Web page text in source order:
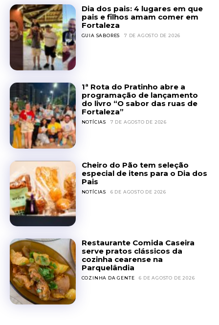
Dia dos pais: 4 lugares em que
pais e filhos amam comer em
Fortaleza
GUIA SABORES 7 DE AGOSTO DE 2026
1ª Rota do Pratinho abre a
programação de lançamento
do livro “O sabor das ruas de
Fortaleza”
NOTÍCIAS 7 DE AGOSTO DE 2026
Cheiro do Pão tem seleção
especial de itens para o Dia dos
Pais
NOTÍCIAS 6 DE AGOSTO DE 2026
Restaurante Comida Caseira
serve pratos clássicos da
cozinha cearense na
Parquelândia
COZINHA DA GENTE 6 DE AGOSTO DE 2026